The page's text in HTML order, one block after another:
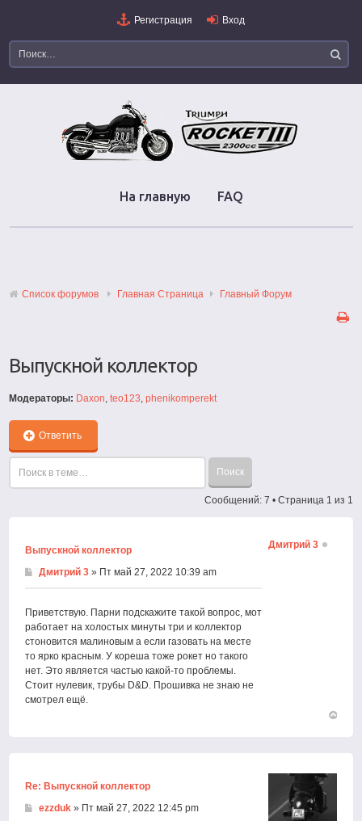
Регистрация Вход
На главную FAQ
Список форумов Главная Страница Главный Форум
Выпускной коллектор
Модераторы: Daxon,teo123,phenikomperekt
Ответить
Сообщений: 7 • Страница 1 из 1
Выпускной коллектор
Дмитрий 3 » Пт май 27, 2022 10:39 am
Приветствую. Парни подскажите такой вопрос, мот
работает на холостых минуты три и коллектор
стоновится малиновым а если газовать на месте
то ярко красным. У кореша тоже рокет но такого
нет. Это является частью какой-то проблемы.
Стоит нулевик, трубы D&D. Прошивка не знаю не
смотрел ещё.
Дмитрий 3
Re: Выпускной коллектор
ezzduk » Пт май 27, 2022 12:45 pm